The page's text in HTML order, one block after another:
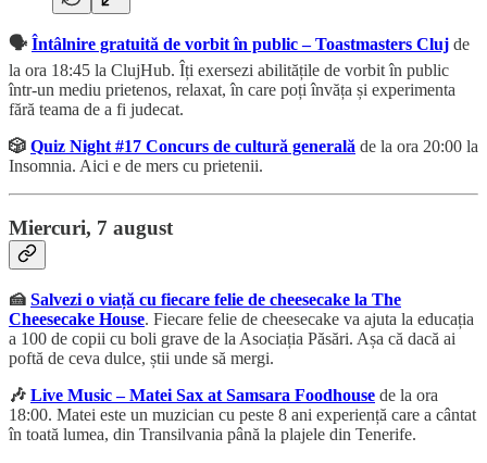
🗣️ Întâlnire gratuită de vorbit în public – Toastmasters Cluj de
la ora 18:45 la ClujHub. Îți exersezi abilitățile de vorbit în public
într-un mediu prietenos, relaxat, în care poți învăța și experimenta
fără teama de a fi judecat.
🎲 Quiz Night #17 Concurs de cultură generală de la ora 20:00 la
Insomnia. Aici e de mers cu prietenii.
Miercuri, 7 august
🍰 Salvezi o viață cu fiecare felie de cheesecake la The
Cheesecake House. Fiecare felie de cheesecake va ajuta la educația
a 100 de copii cu boli grave de la Asociația Păsări. Așa că dacă ai
poftă de ceva dulce, știi unde să mergi.
🎶 Live Music – Matei Sax at Samsara Foodhouse de la ora
18:00. Matei este un muzician cu peste 8 ani experiență care a cântat
în toată lumea, din Transilvania până la plajele din Tenerife.